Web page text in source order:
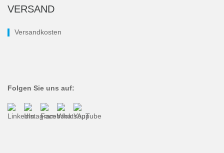
VERSAND
Versandkosten
Folgen Sie uns auf: